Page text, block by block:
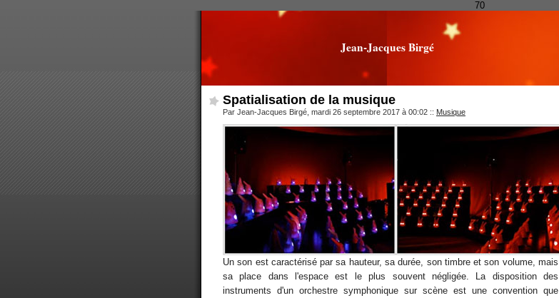
70
Jean-Jacques Birgé
Spatialisation de la musique
Par Jean-Jacques Birgé, mardi 26 septembre 2017 à 00:02 :: Musique
Un son est caractérisé par sa hauteur, sa durée, son timbre et son volume, mais
sa place dans l'espace est le plus souvent négligée. La disposition des
instruments d'un orchestre symphonique sur scène est une convention que